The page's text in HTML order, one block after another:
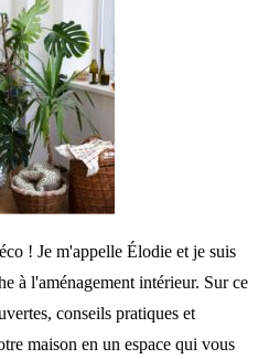
! Je m'appelle Élodie et je suis
à l'aménagement intérieur. Sur ce
conseils pratiques et
maison en un espace qui vous